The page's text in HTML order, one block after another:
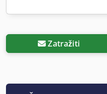
Zatražiti